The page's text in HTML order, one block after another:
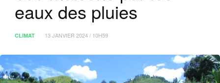
eaux des pluies
CLIMAT 13 JANVIER 2024 / 10H59